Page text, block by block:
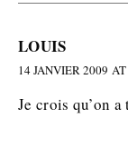
LOUIS
14 JANVIER 2009
Je crois qu’on